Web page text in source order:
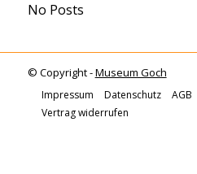
No Posts
© Copyright -Museum Goch
Impressum Datenschutz AGB
Vertrag widerrufen